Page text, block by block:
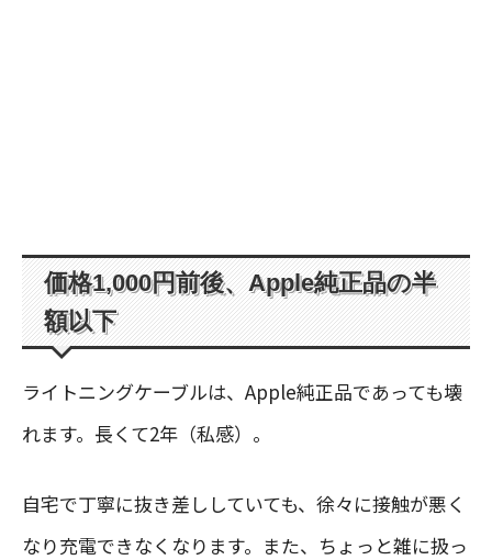
価格1,000円前後、Apple純正品の半
額以下
ライトニングケーブルは、Apple純正品であっても壊
れます。長くて2年（私感）。
自宅で丁寧に抜き差ししていても、徐々に接触が悪く
なり充電できなくなります。また、ちょっと雑に扱っ